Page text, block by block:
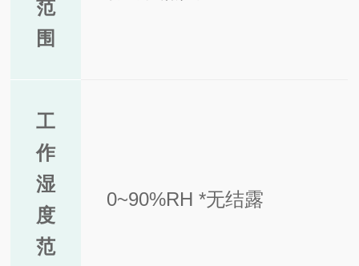
范
围
工
作
湿
度
范
0~90%RH *无结露